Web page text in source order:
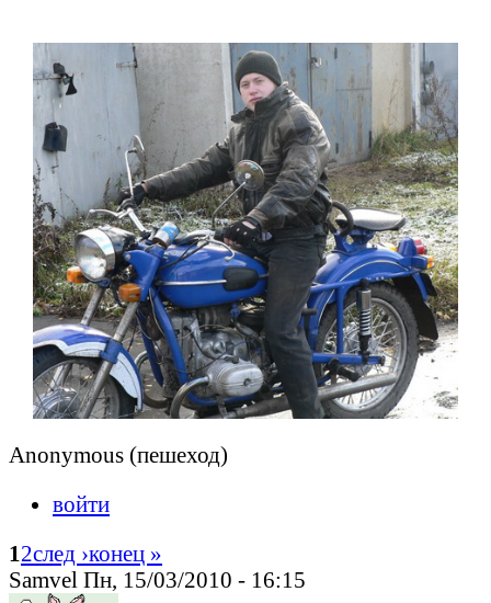
Anonymous (пешеход)
войти
12след ›конец »
Samvel Пн, 15/03/2010 - 16:15